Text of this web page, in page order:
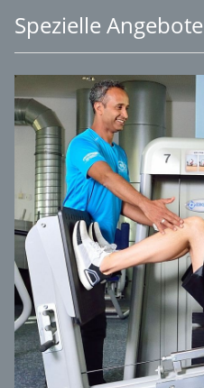
Spezielle Angebote